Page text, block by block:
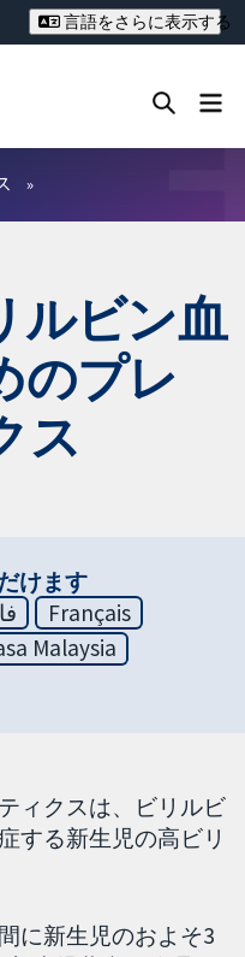
言語をさらに表示する
ルビン血
のプレ
ス
けます
Français
Malaysia
ィクスは、ビリルビ
する新生児の高ビリ
に新生児のおよそ3